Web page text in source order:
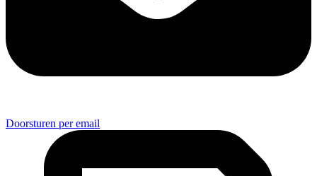
Doorsturen per email